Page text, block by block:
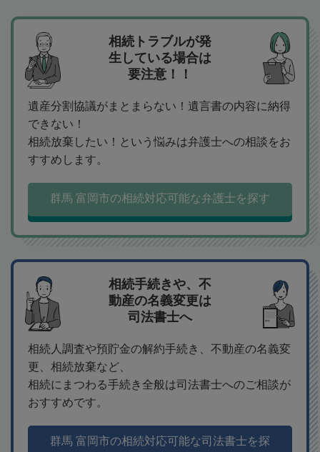
相続トラブルが発
生している場合は
要注意！！
遺産分割協議がまとまらない！遺言書の内容に納得
できない！
相続放棄したい！という悩みは弁護士への相談をお
すすめします。
群馬 富岡市の相続対応可能な弁護士を探す
相続手続きや、不
動産の名義変更は
司法書士へ
相続人調査や預貯金の解約手続き、不動産の名義変
更、相続放棄など、
相続にまつわる手続き全般は司法書士へのご相談が
おすすめです。
群馬 富岡市の相続対応可能な司法書士を探